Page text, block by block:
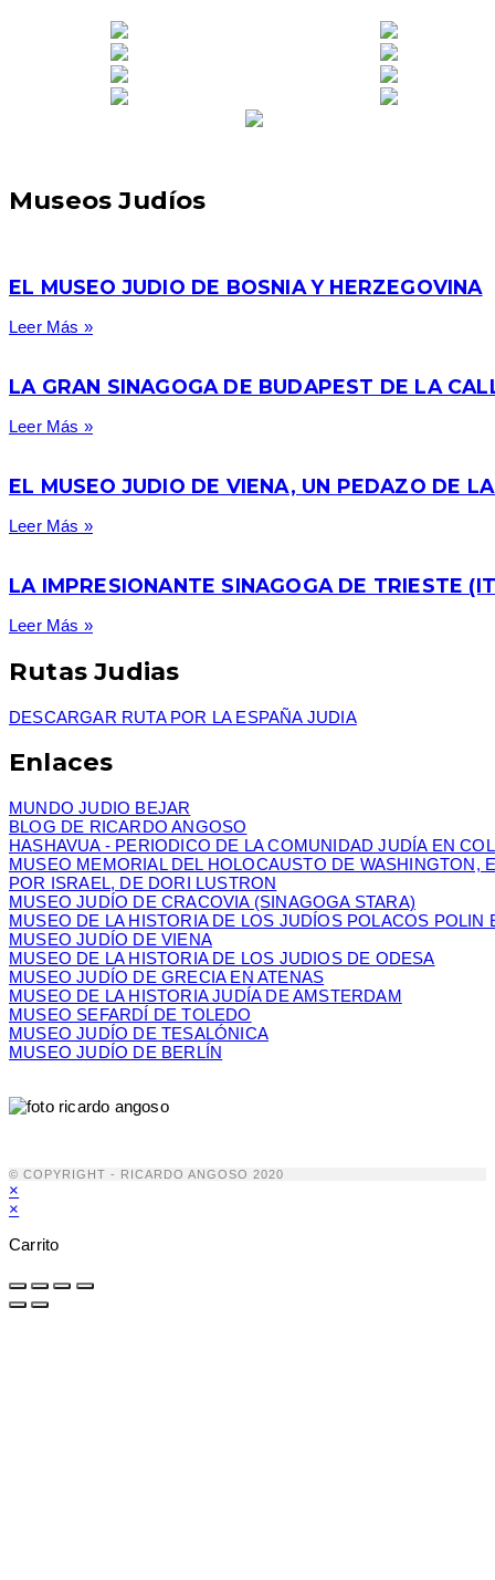
Museos Judíos
EL MUSEO JUDIO DE BOSNIA Y HERZEGOVINA
Leer Más »
LA GRAN SINAGOGA DE BUDAPEST DE LA
Leer Más »
EL MUSEO JUDIO DE VIENA, UN PEDAZO DE
Leer Más »
LA IMPRESIONANTE SINAGOGA DE TRIESTE
Leer Más »
Rutas Judias
DESCARGAR RUTA POR LA ESPAÑA JUDIA
Enlaces
MUNDO JUDIO BEJAR
BLOG DE RICARDO ANGOSO
HASHAVUA - PERIODICO DE LA COMUNIDAD JUDÍA EN
MUSEO MEMORIAL DEL HOLOCAUSTO DE WASHINGTON,
POR ISRAEL, DE DORI LUSTRON
MUSEO JUDÍO DE CRACOVIA (SINAGOGA STARA)
MUSEO DE LA HISTORIA DE LOS JUDÍOS POLACOS POLIN
MUSEO JUDÍO DE VIENA
MUSEO DE LA HISTORIA DE LOS JUDIOS DE ODESA
MUSEO JUDÍO DE GRECIA EN ATENAS
MUSEO DE LA HISTORIA JUDÍA DE AMSTERDAM
MUSEO SEFARDÍ DE TOLEDO
MUSEO JUDÍO DE TESALÓNICA
MUSEO JUDÍO DE BERLÍN
© COPYRIGHT - RICARDO ANGOSO 2020
×
×
Carrito